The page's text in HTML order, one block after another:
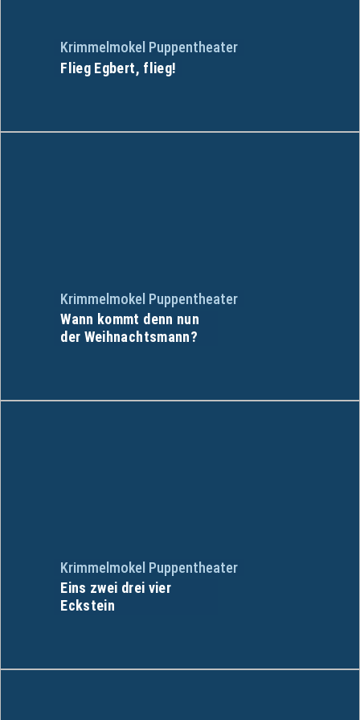
Krimmelmokel Puppentheater
Flieg Egbert, flieg!
Krimmelmokel Puppentheater
Wann kommt denn nun
der Weihnachtsmann?
Krimmelmokel Puppentheater
Eins zwei drei vier
Eckstein